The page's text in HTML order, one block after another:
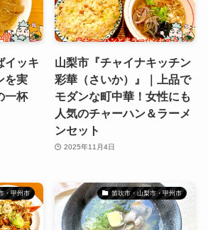
イッキ
を実
一杯
山梨市『チャイナキッチン
彩華（さいか）』｜上品で
モダンな町中華！女性にも
人気のチャーハン＆ラーメ
ンセット
2025年11月4日
・甲州市 笛吹市・山梨市・甲州市